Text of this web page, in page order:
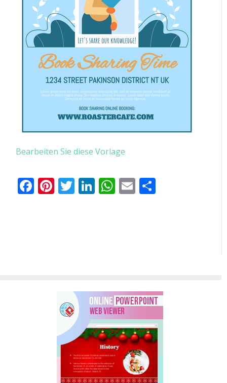
Bearbeiten Sie diese Vorlage
Facebook
Pinterest
Twitter
LinkedIn
WhatsApp
Email